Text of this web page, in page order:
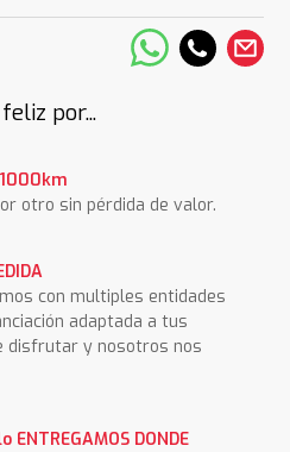
por...
1000km
otro sin pérdida de valor.
con multiples entidades
adaptada a tus
disfrutar y nosotros nos
ENTREGAMOS DONDE